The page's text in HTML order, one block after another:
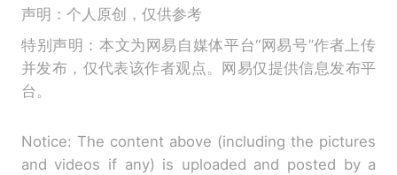
声明：个人原创，仅供参考
特别声明：本文为网易自媒体平台“网易号”作者上传
并发布，仅代表该作者观点。网易仅提供信息发布平
台。
Notice: The content above (including the pictures
and videos if any) is uploaded and posted by a